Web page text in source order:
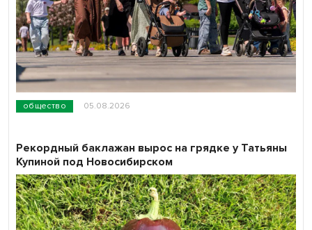
общество 05.08.2026
Рекордный баклажан вырос на грядке у Татьяны
Купиной под Новосибирском